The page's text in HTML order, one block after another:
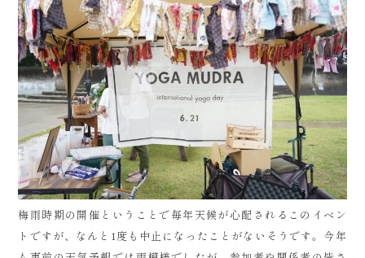
梅雨時期の開催ということで毎年天候が心配されるこのイベン
トですが、なんと1度も中止になったことがないそうです。今年